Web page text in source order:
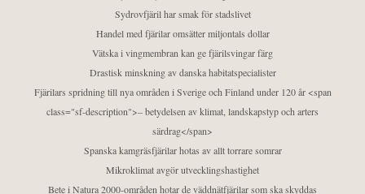
Sydrovfjäril har smak för stadslivet
Handel med fjärilar omsätter miljontals dollar
Vätska i vingmembran kan ge fjärilsvingar färg
Drastisk minskning av danska habitatspecialister
Fjärilars spridning till nya områden i Sverige och Finland under 120 år <span
class="sf-description">– betydelsen av klimat, landskapstyp och arters
särdrag</span>
Spanska kamgräsfjärilar hotas av allt torrare somrar
Mikroklimat avgör utvecklingshastighet
Bete i Natura 2000-områden hotar de väddnätfjärilar som ska skyddas